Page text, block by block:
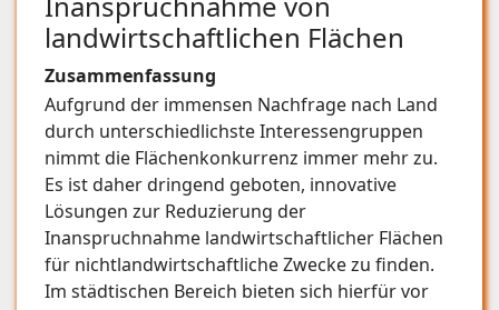
landwirtschaftlichen Flächen
Zusammenfassung
Aufgrund der immensen Nachfrage nach Land
durch unterschiedlichste Interessengruppen
nimmt die Flächenkonkurrenz immer mehr zu.
Es ist daher dringend geboten, innovative
Lösungen zur Reduzierung der
Inanspruchnahme landwirtschaftlicher Flächen
für nichtlandwirtschaftliche Zwecke zu finden.
Im städtischen Bereich bieten sich hierfür vor